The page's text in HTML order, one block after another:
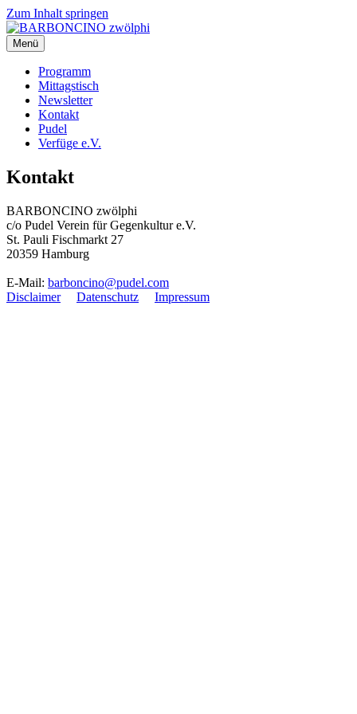
Zum Inhalt springen
BARBONCINO zwölphi
Menü
Programm
Mittagstisch
Newsletter
Kontakt
Pudel
Verfüge e.V.
Kontakt
BARBONCINO zwölphi
c/o Pudel Verein für Gegenkultur e.V.
St. Pauli Fischmarkt 27
20359 Hamburg
E-Mail: barboncino@pudel.com
Disclaimer
Datenschutz Impressum